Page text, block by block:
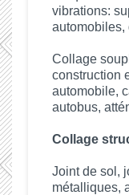
vibrations:
Collage
construction
automobile,
autobus,
Collage
Joint de sol,
métalliques,